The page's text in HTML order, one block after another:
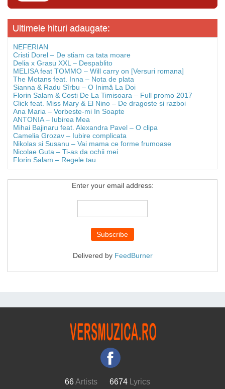
Ultimele hituri adaugate:
NEFERIAN
Cristi Dorel – De stiam ca tata moare
Delia x Grasu XXL – Despablito
MELISA feat TOMMO – Will carry on [Versuri romana]
The Motans feat. Inna – Nota de plata
Sianna & Radu Sîrbu – O Inimă La Doi
Florin Salam & Costi De La Timisoara – Full promo 2017
Click feat. Miss Mary & El Nino – De dragoste si razboi
Ana Maria – Vorbeste-mi In Soapte
ANTONIA – Iubirea Mea
Mihai Bajinaru feat. Alexandra Pavel – O clipa
Camelia Grozav – Iubire complicata
Nikolas si Susanu – Vai mama ce forme frumoase
Nicolae Guta – Ti-as da ochii mei
Florin Salam – Regele tau
Enter your email address:
Delivered by FeedBurner
66Artists 6674 Lyrics